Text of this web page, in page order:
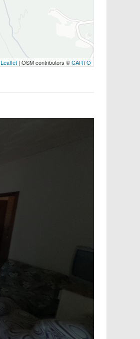
Leaflet| OSM contributors ©CARTO